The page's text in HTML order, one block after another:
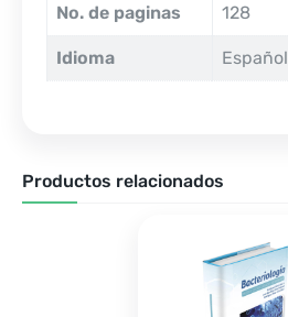
No. de paginas 128
Idioma Español
Productos relacionados